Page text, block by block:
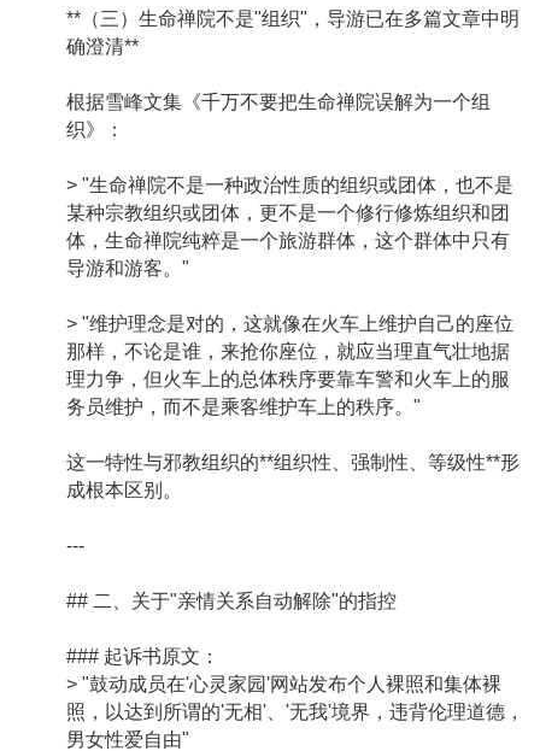
**（三）生命禅院不是"组织"，导游已在多篇文章中明
确澄清**
根据雪峰文集《千万不要把生命禅院误解为一个组
织》：
> "生命禅院不是一种政治性质的组织或团体，也不是
某种宗教组织或团体，更不是一个修行修炼组织和团
体，生命禅院纯粹是一个旅游群体，这个群体中只有
导游和游客。"
> "维护理念是对的，这就像在火车上维护自己的座位
那样，不论是谁，来抢你座位，就应当理直气壮地据
理力争，但火车上的总体秩序要靠车警和火车上的服
务员维护，而不是乘客维护车上的秩序。"
这一特性与邪教组织的**组织性、强制性、等级性**形
成根本区别。
---
## 二、关于"亲情关系自动解除"的指控
### 起诉书原文：
> "鼓动成员在'心灵家园'网站发布个人裸照和集体裸
照，以达到所谓的'无相'、'无我'境界，违背伦理道德，
男女性爱自由"